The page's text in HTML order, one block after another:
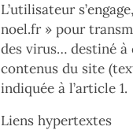
L’utilisateur
noel.fr» pour
des virus… destiné à
contenus du site
indiquée à l’article 1.
Liens hypertextes